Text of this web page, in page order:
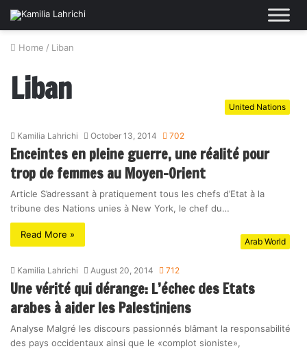
Home / Liban
Liban United Nations
Kamilia Lahrichi October 13, 2014 702
Enceintes en pleine guerre, une réalité pour
trop de femmes au Moyen-Orient
Article S’adressant à pratiquement tous les chefs d’Etat à la
tribune des Nations unies à New York, le chef du…
Read More »
Arab World
Kamilia Lahrichi August 20, 2014 712
Une vérité qui dérange: L’échec des Etats
arabes à aider les Palestiniens
Analyse Malgré les discours passionnés blâmant la responsabilité
des pays occidentaux ainsi que le «complot sioniste»,